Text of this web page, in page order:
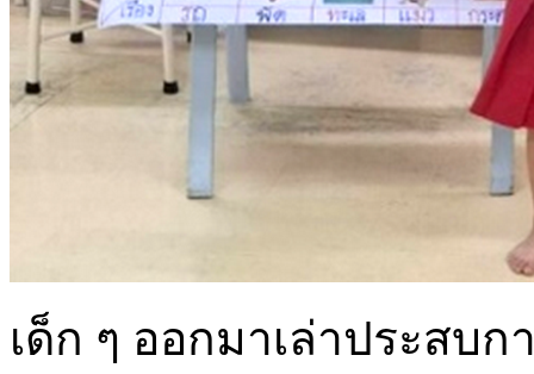
เด็ก ๆ ออกมาเล่าประสบ